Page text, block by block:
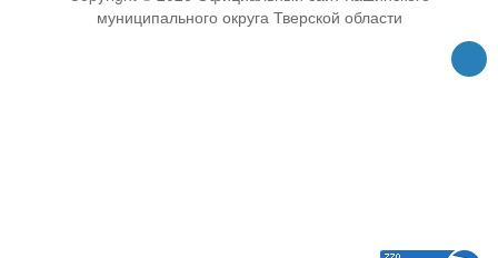
муниципального округа Тверской области